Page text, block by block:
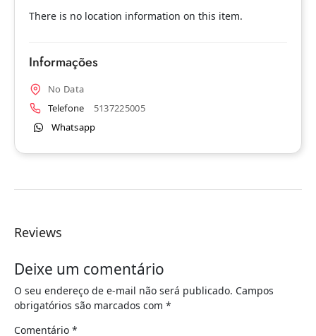
There is no location information on this item.
Informações
No Data
Telefone
5137225005
Whatsapp
Reviews
Deixe um comentário
O seu endereço de e-mail não será publicado. Campos
obrigatórios são marcados com *
Comentário *